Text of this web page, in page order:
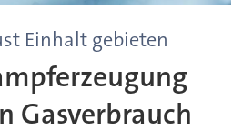
Einhalt gebieten
Gasverbrauch